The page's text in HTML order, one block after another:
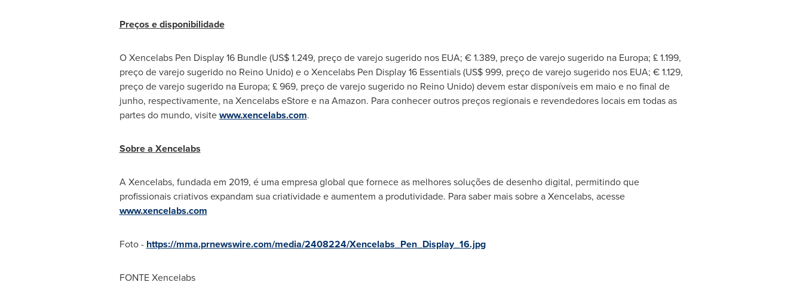
Preços e disponibilidade
O Xencelabs Pen Display 16 Bundle (US$ 1.249, preço de varejo sugerido nos EUA; € 1.389, preço de varejo sugerido na Europa; £ 1.199,
preço de varejo sugerido no Reino Unido) e o Xencelabs Pen Display 16 Essentials (US$ 999, preço de varejo sugerido nos EUA; € 1.129,
preço de varejo sugerido na Europa; £ 969, preço de varejo sugerido no Reino Unido) devem estar disponíveis em maio e no final de
junho, respectivamente, na Xencelabs eStore e na Amazon. Para conhecer outros preços regionais e revendedores locais em todas as
partes do mundo, visitewww.xencelabs.com.
Sobre a Xencelabs
A Xencelabs, fundada em 2019, é uma empresa global que fornece as melhores soluções de desenho digital, permitindo que
profissionais criativos expandam sua criatividade e aumentem a produtividade. Para saber mais sobre a Xencelabs, acesse
www.xencelabs.com
Foto - https://mma.prnewswire.com/media/2408224/Xencelabs_Pen_Display_16.jpg
FONTE Xencelabs